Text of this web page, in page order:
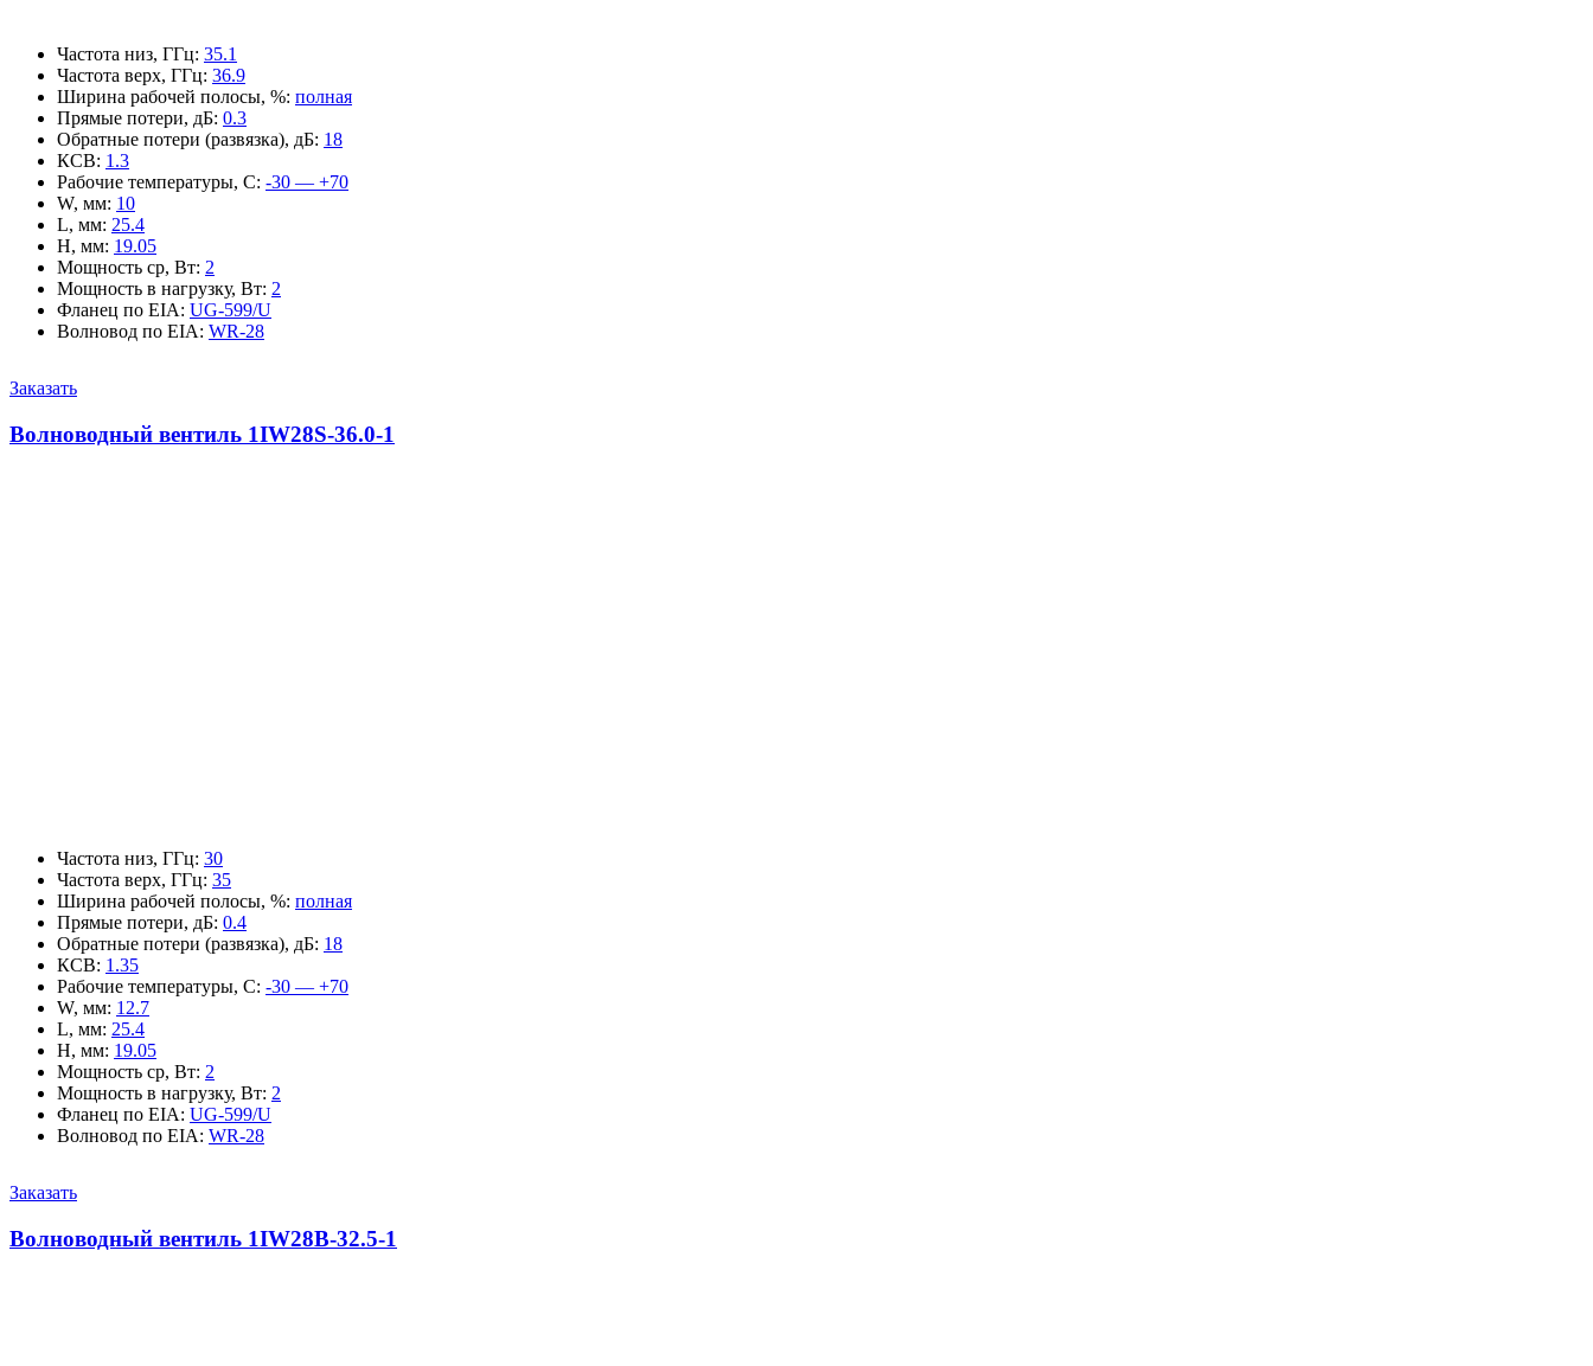
Частота низ, ГГц: 35.1
Частота верх, ГГц: 36.9
Ширина рабочей полосы, %: полная
Прямые потери, дБ: 0.3
Обратные потери (развязка), дБ: 18
КСВ: 1.3
Рабочие температуры, С: -30 — +70
W, мм: 10
L, мм: 25.4
H, мм: 19.05
Мощность ср, Вт: 2
Мощность в нагрузку, Вт: 2
Фланец по EIA: UG-599/U
Волновод по EIA: WR-28
Заказать
Волноводный вентиль 1IW28S-36.0-1
Частота низ, ГГц: 30
Частота верх, ГГц: 35
Ширина рабочей полосы, %: полная
Прямые потери, дБ: 0.4
Обратные потери (развязка), дБ: 18
КСВ: 1.35
Рабочие температуры, С: -30 — +70
W, мм: 12.7
L, мм: 25.4
H, мм: 19.05
Мощность ср, Вт: 2
Мощность в нагрузку, Вт: 2
Фланец по EIA: UG-599/U
Волновод по EIA: WR-28
Заказать
Волноводный вентиль 1IW28B-32.5-1